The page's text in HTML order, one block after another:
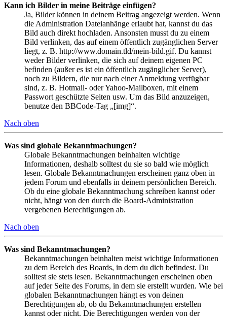
Kann ich Bilder in meine Beiträge einfügen?
Ja, Bilder können in deinem Beitrag angezeigt werden. Wenn
die Administration Dateianhänge erlaubt hat, kannst du das
Bild auch direkt hochladen. Ansonsten musst du zu einem
Bild verlinken, das auf einem öffentlich zugänglichen Server
liegt, z. B. http://www.domain.tld/mein-bild.gif. Du kannst
weder Bilder verlinken, die sich auf deinem eigenen PC
befinden (außer es ist ein öffentlich zugänglicher Server),
noch zu Bildern, die nur nach einer Anmeldung verfügbar
sind, z. B. Hotmail- oder Yahoo-Mailboxen, mit einem
Passwort geschützte Seiten usw. Um das Bild anzuzeigen,
benutze den BBCode-Tag „[img]“.
Nach oben
Was sind globale Bekanntmachungen?
Globale Bekanntmachungen beinhalten wichtige
Informationen, deshalb solltest du sie so bald wie möglich
lesen. Globale Bekanntmachungen erscheinen ganz oben in
jedem Forum und ebenfalls in deinem persönlichen Bereich.
Ob du eine globale Bekanntmachung schreiben kannst oder
nicht, hängt von den durch die Board-Administration
vergebenen Berechtigungen ab.
Nach oben
Was sind Bekanntmachungen?
Bekanntmachungen beinhalten meist wichtige Informationen
zu dem Bereich des Boards, in dem du dich befindest. Du
solltest sie stets lesen. Bekanntmachungen erscheinen oben
auf jeder Seite des Forums, in dem sie erstellt wurden. Wie bei
globalen Bekanntmachungen hängt es von deinen
Berechtigungen ab, ob du Bekanntmachungen erstellen
kannst oder nicht. Die Berechtigungen werden von der